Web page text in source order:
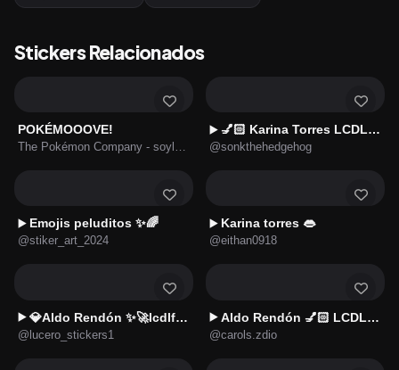
Stickers Relacionados
POKÉMOOOVE!
The Pokémon Company - soylanet.com
▶️ 💅🏻 Karina Torres LCDLF4 🤣🤣
@sonkthehedgehog
▶️ Emojis peluditos ✨🌈
@stiker_art_2024
▶️ Karina torres 👄
@eithan0918
▶️ 💎Aldo Rendón ✨🚀lcdlfmx
@lucero_stickers1
▶️ Aldo Rendón 💅🏻 LCDLFMX⭐🇲🇽
@carols.zdio